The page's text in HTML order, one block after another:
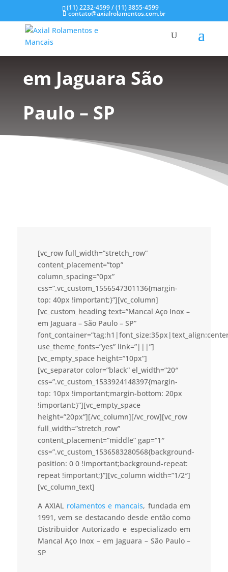
(11) 2232-4599 / (11) 3855-4599
contato@axialrolamentos.com.br
Mancal Aço Inox
em Jaguara São
Paulo – SP
[vc_row full_width=”stretch_row”
content_placement=”top”
column_spacing=”0px”
css=”.vc_custom_1556547301136{margin-
top: 40px !important;}”][vc_column]
[vc_custom_heading text=”Mancal Aço Inox –
em Jaguara – São Paulo – SP”
use_theme_fonts=”yes” link=”|||”]
[vc_empty_space height=”10px”]
[vc_separator color=”black” el_width=”20″
css=”.vc_custom_1533924148397{margin-
top: 10px !important;margin-bottom: 20px
!important;}”][vc_empty_space
height=”20px”][/vc_column][/vc_row][vc_row
full_width=”stretch_row”
content_placement=”middle” gap=”1″
css=”.vc_custom_1536583280568{background-
position: 0 0 !important;background-repeat:
repeat !important;}”][vc_column width=”1/2″]
[vc_column_text]
A AXIAL rolamentos e mancais, fundada em
1991, vem se destacando desde então como
Distribuidor Autorizado e especializado em
Mancal Aço Inox – em Jaguara – São Paulo –
SP